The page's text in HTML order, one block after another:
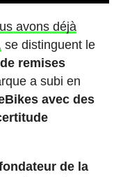
avons déjà
se distinguent le
remises
a subi en
avec des
de la